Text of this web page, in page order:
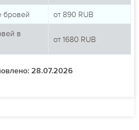
бровей от 890 RUB
в
от 1680 RUB
28.07.2026